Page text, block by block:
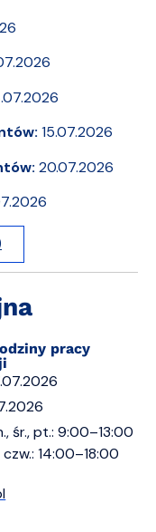
15.07.2026
20.07.2026
pracy
śr., pt.: 9:00–13:00
czw.: 14:00–18:00